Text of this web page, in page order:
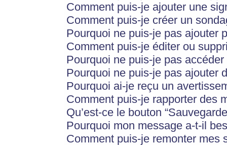
Comment puis-je ajouter une
Comment puis-je créer un
Pourquoi ne puis-je pas ajouter
Comment puis-je éditer ou
Pourquoi ne puis-je pas
Pourquoi ne puis-je pas ajouter
Pourquoi ai-je reçu un
Comment puis-je rapporter des
Qu’est-ce le bouton
Pourquoi mon message a-t-il
Comment puis-je remonter mes